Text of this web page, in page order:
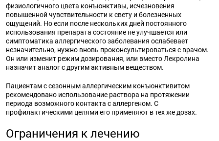
физиологичного цвета конъюнктивы, исчезновения
повышенной чувствительности к свету и болезненных
ощущений. Но если после нескольких дней постоянного
использования препарата состояние не улучшается или
симптоматика аллергического заболевания ослабевает
незначительно, нужно вновь проконсультироваться с врачом.
Он или изменит режим дозирования, или вместо Лекролина
назначит аналог с другим активным веществом.
Пациентам с сезонным аллергическим конъюнктивитом
рекомендовано использование раствора на протяжении
периода возможного контакта с аллергеном. С
профилактическими целями его применяют в тех же дозах.
Ограничения к лечению